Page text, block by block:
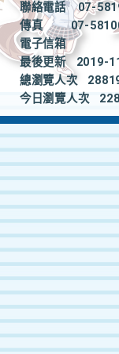
聯絡電話
07-
傳真
07-
電子信箱
最後更新
2019-
總瀏覽人次
今日瀏覽人次